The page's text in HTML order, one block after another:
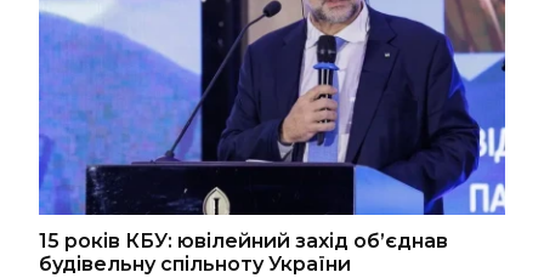
15 років КБУ: ювілейний захід об’єднав
будівельну спільноту України